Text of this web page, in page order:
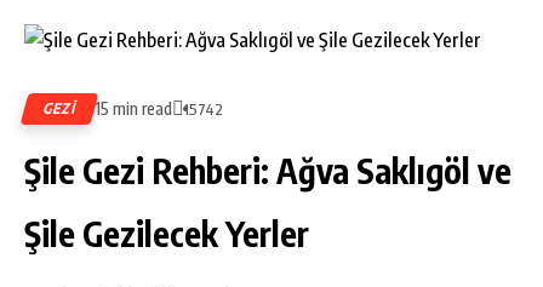
GEZI 15 min read 15742
Şile Gezi Rehberi: Ağva Saklıgöl ve
Şile Gezilecek Yerler